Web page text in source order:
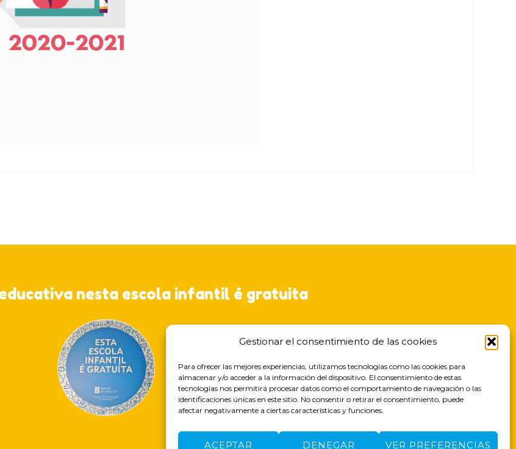
Gestionar el consentimiento de las cookies
Para ofrecer las mejores experiencias, utilizamos tecnologías como las cookies para
almacenar y/o acceder a la información del dispositivo. El consentimiento de estas
tecnologías nos permitirá procesar datos como el comportamiento de navegación o las
identificaciones únicas en este sitio. No consentir o retirar el consentimiento, puede
afectar negativamente a ciertas características y funciones.
ACEPTAR DENEGAR VER PREFERENCIAS
nesta escola infantil é gratuita